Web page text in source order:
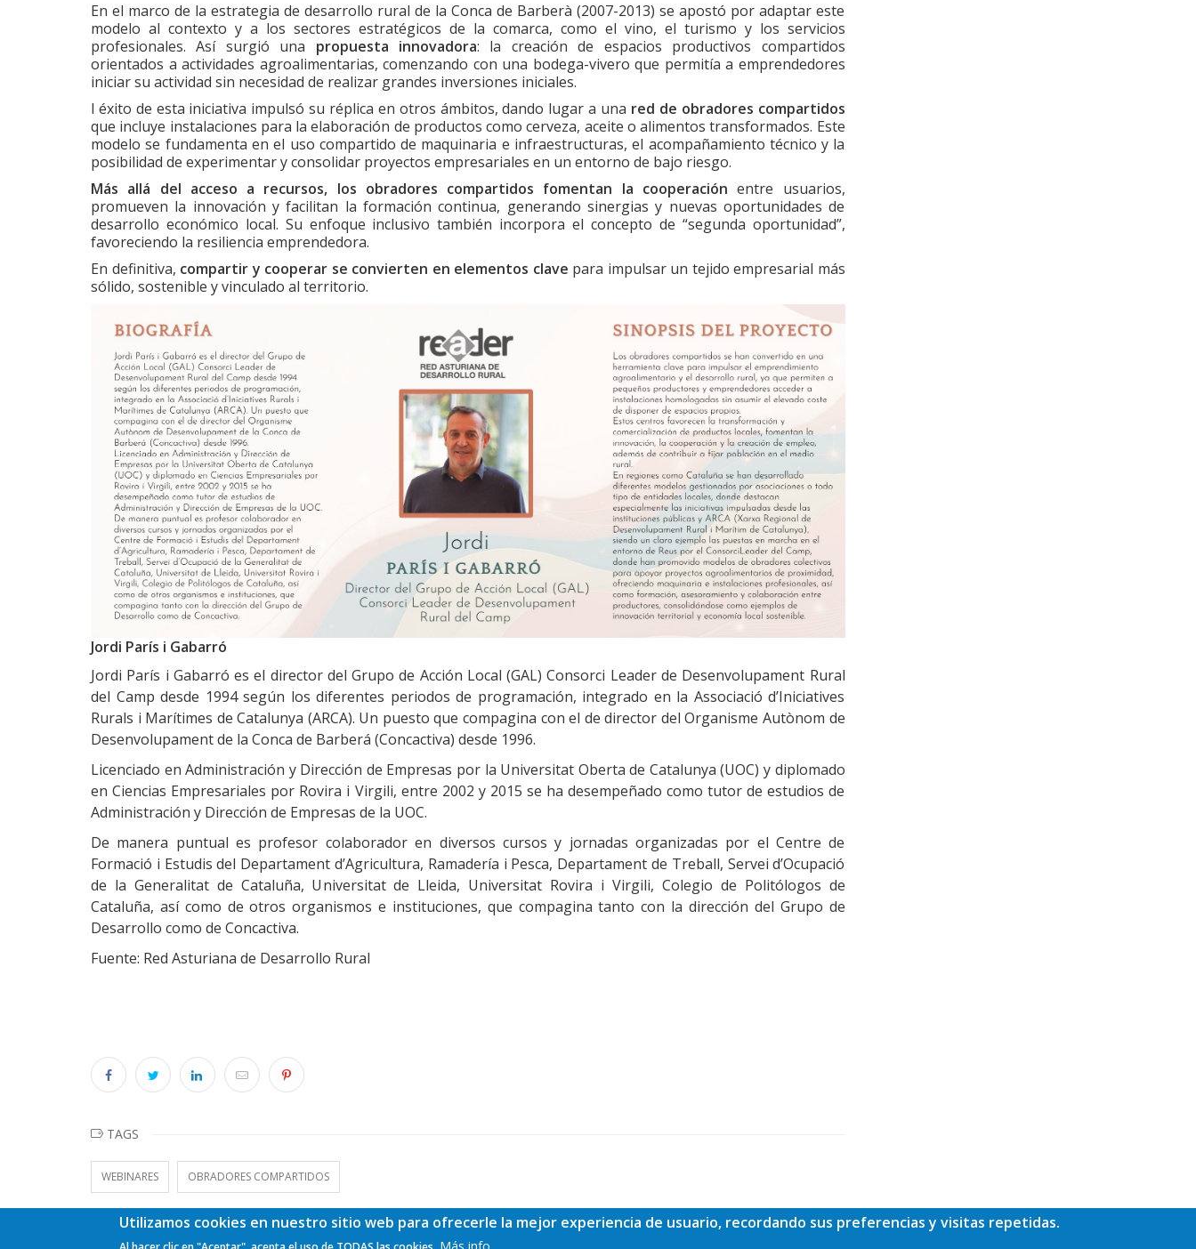
En el marco de la estrategia de desarrollo rural de la Conca de Barberà (2007-2013) se apostó por adaptar este
modelo al contexto y a los sectores estratégicos de la comarca, como el vino, el turismo y los servicios
profesionales. Así surgió una propuesta innovadora: la creación de espacios productivos compartidos
orientados a actividades agroalimentarias, comenzando con una bodega-vivero que permitía a emprendedores
iniciar su actividad sin necesidad de realizar grandes inversiones iniciales.
l éxito de esta iniciativa impulsó su réplica en otros ámbitos, dando lugar a una red de obradores compartidos
que incluye instalaciones para la elaboración de productos como cerveza, aceite o alimentos transformados. Este
modelo se fundamenta en el uso compartido de maquinaria e infraestructuras, el acompañamiento técnico y la
posibilidad de experimentar y consolidar proyectos empresariales en un entorno de bajo riesgo.
Más allá del acceso a recursos, los obradores compartidos fomentan la cooperación entre usuarios,
promueven la innovación y facilitan la formación continua, generando sinergias y nuevas oportunidades de
desarrollo económico local. Su enfoque inclusivo también incorpora el concepto de “segunda oportunidad”,
favoreciendo la resiliencia emprendedora.
En definitiva, compartir y cooperar se convierten en elementos clave para impulsar un tejido empresarial más
sólido, sostenible y vinculado al territorio.
Jordi París i Gabarró
Jordi París i Gabarró es el director del Grupo de Acción Local (GAL) Consorci Leader de Desenvolupament Rural
del Camp desde 1994 según los diferentes periodos de programación, integrado en la Associació d’Iniciatives
Rurals i Marítimes de Catalunya (ARCA). Un puesto que compagina con el de director del Organisme Autònom de
Desenvolupament de la Conca de Barberá (Concactiva) desde 1996.
Licenciado en Administración y Dirección de Empresas por la Universitat Oberta de Catalunya (UOC) y diplomado
en Ciencias Empresariales por Rovira i Virgili, entre 2002 y 2015 se ha desempeñado como tutor de estudios de
Administración y Dirección de Empresas de la UOC.
De manera puntual es profesor colaborador en diversos cursos y jornadas organizadas por el Centre de
Formació i Estudis del Departament d’Agricultura, Ramadería i Pesca, Departament de Treball, Servei d’Ocupació
de la Generalitat de Cataluña, Universitat de Lleida, Universitat Rovira i Virgili, Colegio de Politólogos de
Cataluña, así como de otros organismos e instituciones, que compagina tanto con la dirección del Grupo de
Desarrollo como de Concactiva.
Fuente: Red Asturiana de Desarrollo Rural
TAGS
WEBINARES OBRADORES COMPARTIDOS
Utilizamos cookies en nuestro sitio web para ofrecerle la mejor experiencia de usuario, recordando sus preferencias y visitas repetidas.